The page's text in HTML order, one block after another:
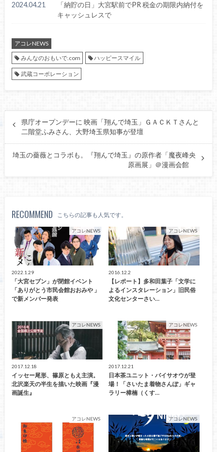
2024.04.21
「納貯の日」大宮駅前でPR 税金の期限内納付を
キャッシュレスで
アコレNEWS
みんなのおもいで.com
ハッピースマイル
武蔵コーポレーション
県庁オープンデーに 映画「翔んで埼玉」ＧＡＣＫＴさんと
二階堂ふみさん、大野埼玉県知事が登壇
埼玉の薔薇とコラボも。『翔んで埼玉』の原作者「魔夜峰央
原画展」＠漫画会館
RECOMMEND こちらの記事も人気です。
アコレNEWS
2022.1.29
「大宮セブン」が閉館イベント
「ありがとう市民会館おおみや 」
で新メンバー発表
アコレNEWS
2016.12.2
【レポート】多和田葉子「文学に
よるインスタレーション」旧民俗
文化センターさい…
アコレNEWS
2017.12.18
イッセー尾形、篠原ともえ主演。
北沢楽天の半生を描いた映画『漫
画誕生』
アコレNEWS
2017.12.21
日本茶ユニット・バイサオウが登
場！「さいたま着物さんぽ」ギャ
ラリー樟楠（くす…
アコレNEWS アコレNEWS